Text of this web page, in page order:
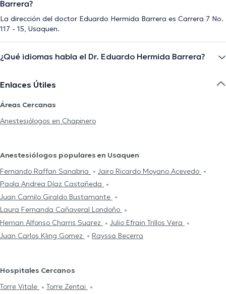
Barrera?
La dirección del doctor Eduardo Hermida Barrera es Carrera 7 No.
117 - 15, Usaquen.
¿Qué idiomas habla el Dr. Eduardo Hermida Barrera?
Enlaces Útiles
Áreas Cercanas
Anestesiólogos en Chapinero
Anestesiólogos populares en Usaquen
Fernando Raffan Sanabria
Jairo Ricardo Moyano Acevedo
Paola Andrea Díaz Castañeda
Juan Camilo Giraldo Bustamante
Laura Fernanda Cañaveral Londoño
Hernan Alfonso Charris Suarez
Julio Efrain Trillos Vera
Juan Carlos Kling Gomez
Rayssa Becerra
Hospitales Cercanos
Torre Vitale
Torre Zentai